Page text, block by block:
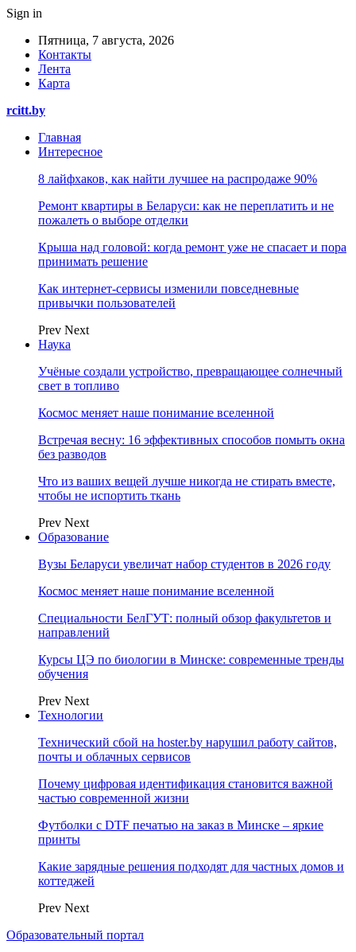
Sign in
Пятница, 7 августа, 2026
Контакты
Лента
Карта
rcitt.by
Главная
Интересное
8 лайфхаков, как найти лучшее на распродаже 90%
Ремонт квартиры в Беларуси: как не переплатить и не
пожалеть о выборе отделки
Крыша над головой: когда ремонт уже не спасает и пора
принимать решение
Как интернет-сервисы изменили повседневные
привычки пользователей
Prev Next
Наука
Учёные создали устройство, превращающее солнечный
свет в топливо
Космос меняет наше понимание вселенной
Встречая весну: 16 эффективных способов помыть окна
без разводов
Что из ваших вещей лучше никогда не стирать вместе,
чтобы не испортить ткань
Prev Next
Образование
Вузы Беларуси увеличат набор студентов в 2026 году
Космос меняет наше понимание вселенной
Специальности БелГУТ: полный обзор факультетов и
направлений
Курсы ЦЭ по биологии в Минске: современные тренды
обучения
Prev Next
Технологии
Технический сбой на hoster.by нарушил работу сайтов,
почты и облачных сервисов
Почему цифровая идентификация становится важной
частью современной жизни
Футболки с DTF печатью на заказ в Минске – яркие
принты
Какие зарядные решения подходят для частных домов и
коттеджей
Prev Next
Образовательный портал